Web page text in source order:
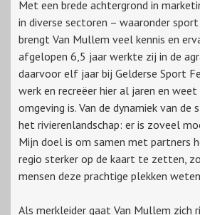
Met een brede achtergrond in
in diverse sectoren – waaronder
brengt Van Mullem veel kennis en
afgelopen 6,5 jaar werkte zij in de
daarvoor elf jaar bij Gelderse Sport
werk en recreëer hier al jaren en
omgeving is. Van de dynamiek van
het rivierenlandschap: er is zoveel
Mijn doel is om samen met partners
regio sterker op de kaart te zetten,
mensen deze prachtige plekken
Als merkleider gaat Van Mullem zich